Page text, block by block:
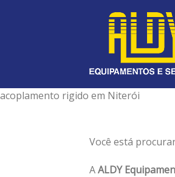
acoplamento rigido em Niterói
Você está
AALDY